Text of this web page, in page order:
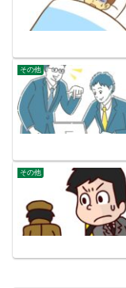
その他
その他